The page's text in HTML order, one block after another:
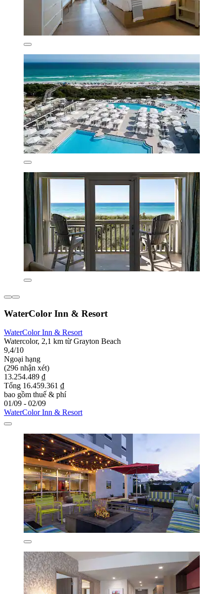
WaterColor Inn & Resort
WaterColor Inn & Resort
Watercolor, 2,1 km từ Grayton Beach
9,4/10
Ngoại hạng
(296 nhận xét)
13.254.489 ₫
Tổng 16.459.361 ₫
bao gồm thuế & phí
01/09 - 02/09
WaterColor Inn & Resort